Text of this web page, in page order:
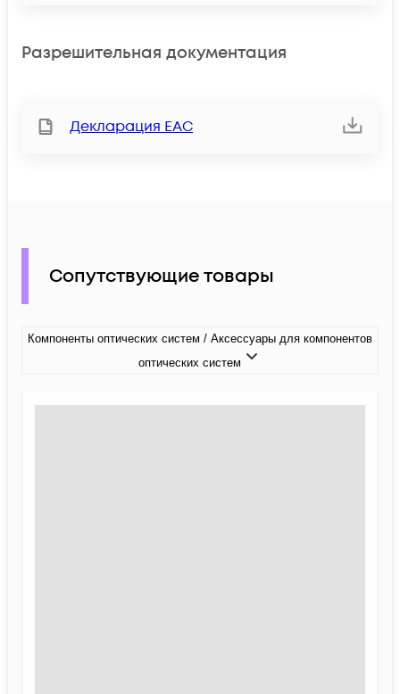
Разрешительная документация
Декларация ЕАС
Сопутствующие товары
Компоненты оптических систем / Аксессуары для компонентов
оптических систем